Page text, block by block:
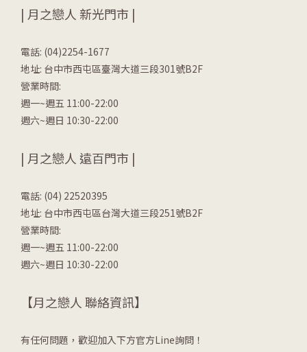
| 月之戀人 新光門市 |
電話: (04)2254-1677
地址: 台中市西屯區臺灣大道三段301號B2F
營業時間:
週一~週五 11:00-22:00
週六~週日 10:30-22:00
| 月之戀人 遠百門市 |
電話: (04) 22520395
地址: 台中市西屯區台灣大道三段251號B2F
營業時間:
週一~週五 11:00-22:00
週六~週日 10:30-22:00
【月之戀人 聯絡資訊】
有任何問題，歡迎加入下方官方Line詢問！